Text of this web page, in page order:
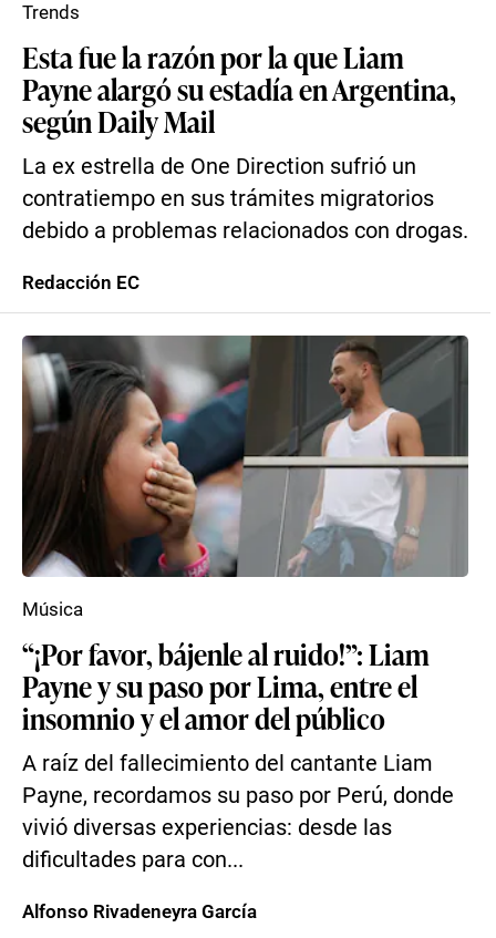
Esta fue la razón por la que Liam
Payne alargó su estadía en Argentina,
según Daily Mail
La ex estrella de One Direction sufrió un
contratiempo en sus trámites migratorios
debido a problemas relacionados con drogas.
Trends
Redacción EC
“¡Por favor, bájenle al ruido!”: Liam
Payne y su paso por Lima, entre el
insomnio y el amor del público
A raíz del fallecimiento del cantante Liam
Payne, recordamos su paso por Perú, donde
vivió diversas experiencias: desde las
dificultades para con...
Música
Alfonso Rivadeneyra García